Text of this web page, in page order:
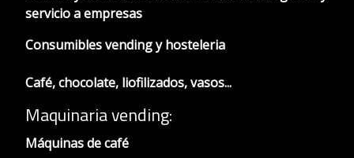
servicio a empresas
Consumibles vending y hosteleria
Café, chocolate, liofilizados, vasos...
Maquinaria vending:
Máquinas de café